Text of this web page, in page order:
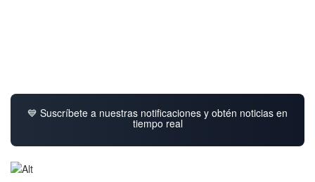
💙 Suscríbete a nuestras notificaciones y obtén noticias en
tiempo real